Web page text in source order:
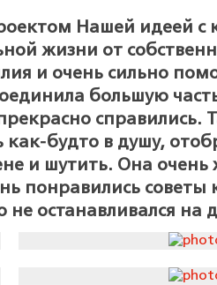
Нашей идеей
жизни от
и очень сильно
большую
справились.
будто в душу,
и шутить. Она
понравились
останавливался на